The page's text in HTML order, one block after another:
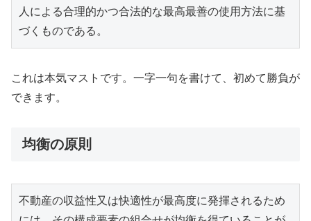
人による合理的かつ合法的な最高最善の使用方法に基
づくものである。
これは本気マストです。一字一句を書けて、初めて勝負が
できます。
均衡の原則
不動産の収益性又は快適性が最高度に発揮されるため